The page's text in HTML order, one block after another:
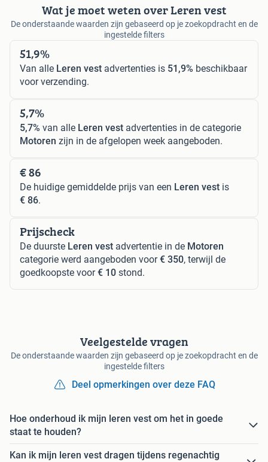
Wat je moet weten over Leren vest
De onderstaande waarden zijn gebaseerd op je zoekopdracht en de
ingestelde filters
51,9%
Van alle Leren vest advertenties is 51,9% beschikbaar
voor verzending.
5,7%
5,7% van alle Leren vest advertenties in de categorie
Motoren zijn in de afgelopen week aangeboden.
€ 86
De huidige gemiddelde prijs van een Leren vest is
€ 86.
Prijscheck
De duurste Leren vest advertentie in de Motoren
categorie werd aangeboden voor€ 350, terwijl de
goedkoopste voor€ 10 stond.
Veelgestelde vragen
De onderstaande waarden zijn gebaseerd op je zoekopdracht en de
ingestelde filters
Deel opmerkingen over deze FAQ
Hoe onderhoud ik mijn leren vest om het in goede
staat te houden?
Kan ik mijn leren vest dragen tijdens regenachtig